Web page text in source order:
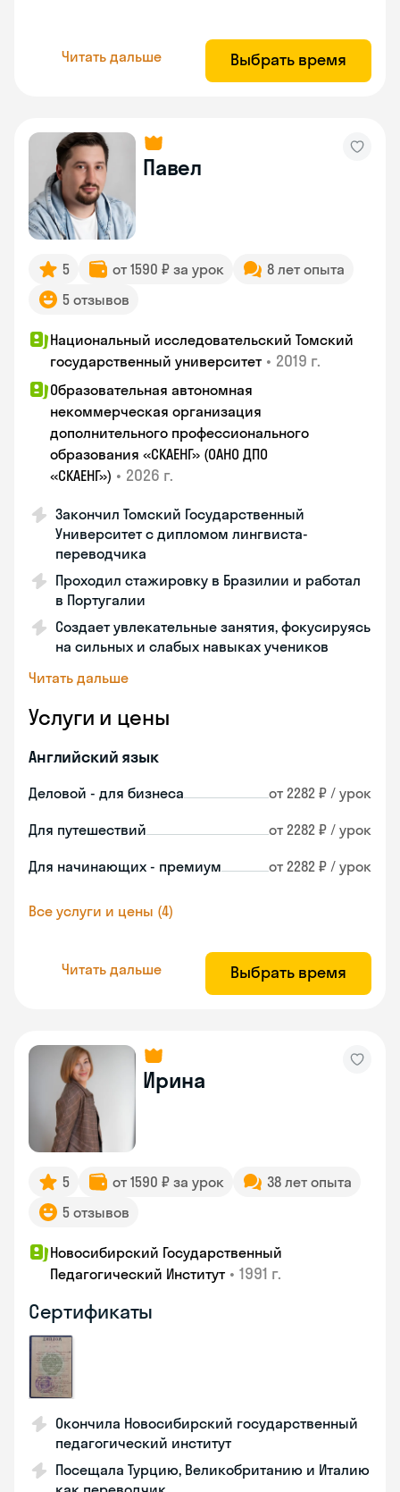
Читать дальше Выбрать время
Павел
5 от 1590 ₽ за урок
8 лет опыта
5 отзывов
Национальный исследовательский Томский
государственный университет • 2019 г.
Образовательная автономная
некоммерческая организация
дополнительного профессионального
образования «СКАЕНГ» (ОАНО ДПО
«СКАЕНГ») • 2026 г.
Закончил Томский Государственный
Университет с дипломом лингвиста-
переводчика
Проходил стажировку в Бразилии и работал
в Португалии
Создает увлекательные занятия, фокусируясь
на сильных и слабых навыках учеников
Читать дальше
Услуги и цены
Английский язык
Деловой - для бизнеса от 2282 ₽ / урок
Для путешествий от 2282 ₽ / урок
Для начинающих - премиум от 2282 ₽ / урок
Все услуги и цены (4)
Читать дальше Выбрать время
Ирина
5 от 1590 ₽ за урок
38 лет опыта
5 отзывов
Новосибирский Государственный
Педагогический Институт • 1991 г.
Сертификаты
Окончила Новосибирский государственный
педагогический институт
Посещала Турцию, Великобританию и Италию